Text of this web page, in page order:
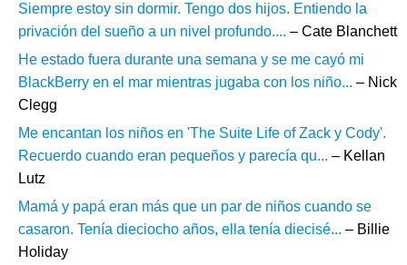
Siempre estoy sin dormir. Tengo dos hijos. Entiendo la
privación del sueño a un nivel profundo.... – Cate Blanchett
He estado fuera durante una semana y se me cayó mi
BlackBerry en el mar mientras jugaba con los niño... – Nick
Clegg
Me encantan los niños en 'The Suite Life of Zack y Cody'.
Recuerdo cuando eran pequeños y parecía qu... – Kellan
Lutz
Mamá y papá eran más que un par de niños cuando se
casaron. Tenía dieciocho años, ella tenía diecisé... – Billie
Holiday